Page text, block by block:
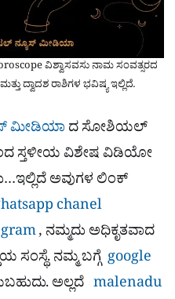
ವಿಶ್ವಾಸವಸು ನಾಮ ಸಂವತ್ಸರದ
ದ್ವಾದಶ ರಾಶಿಗಳ ಭವಿಷ್ಯ ಇಲ್ಲಿದೆ.
ಮೀಡಿಯಾ ದ ಸೋಶಿಯಲ್​
ಸ್ತಳೀಯ ವಿಶೇಷ ವಿಡಿಯೋ
ಅವುಗಳ ಲಿಂಕ್
chanel
, ನಮ್ಮದು ಅಧಿಕೃತವಾದ
ಸಂಸ್ಥೆ. ನಮ್ಮ ಬಗ್ಗೆ google
ಅಲ್ಲದೆ malenadu